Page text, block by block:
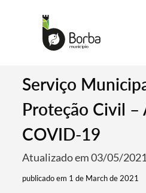
Serviço
Proteção Civil –
COVID-19
Atualizado em 03/05/2021
publicado em 1 de March de 2021